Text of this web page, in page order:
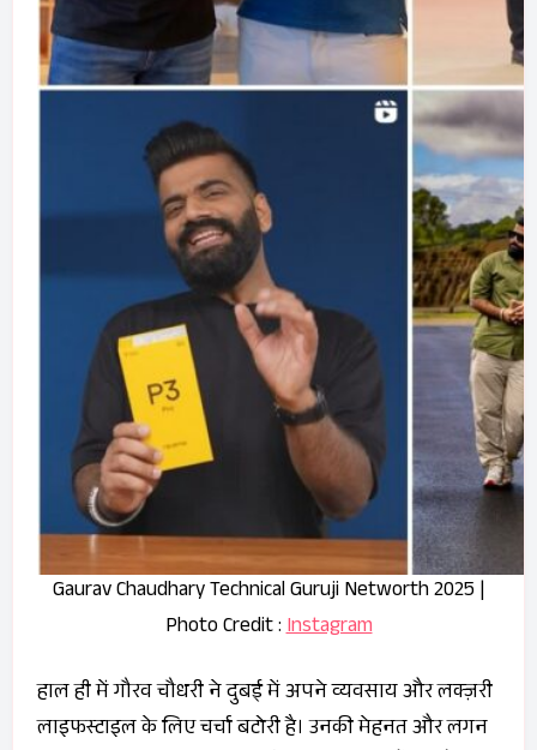
Gaurav Chaudhary Technical Guruji Networth 2025 |
Photo Credit :Instagram
हाल ही में गौरव चौधरी ने दुबई में अपने व्यवसाय और लक्ज़री
लाइफस्टाइल के लिए चर्चा बटोरी है। उनकी मेहनत और लगन